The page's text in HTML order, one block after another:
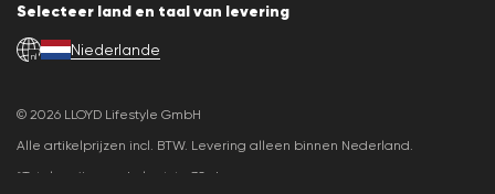
Selecteer land en taal van levering
nl Niederlande
© 2026 LLOYD Lifestyle GmbH
Alle artikelprijzen incl. BTW. Levering alleen binnen Nederland.
*Totale prijs van de laatste 30 dagen.